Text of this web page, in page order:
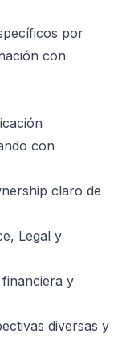
por
con
con
claro de
Legal y
y
diversas y